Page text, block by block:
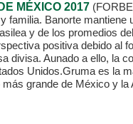
MÉXICO 2017
familia. Banorte mantiene
y de los promedios
positiva debido al
divisa. Aunado a ello, la
Unidos.Gruma es la
grande de México y